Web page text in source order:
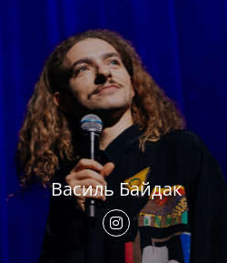
Василь Байдак